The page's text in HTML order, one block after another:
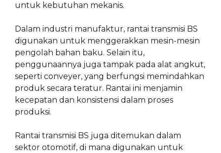
untuk kebutuhan mekanis.
Dalam industri manufaktur, rantai transmisi BS
digunakan untuk menggerakkan mesin-mesin
pengolah bahan baku. Selain itu,
penggunaannya juga tampak pada alat angkut,
seperti conveyer, yang berfungsi memindahkan
produk secara teratur. Rantai ini menjamin
kecepatan dan konsistensi dalam proses
produksi.
Rantai transmisi BS juga ditemukan dalam
sektor otomotif, di mana digunakan untuk